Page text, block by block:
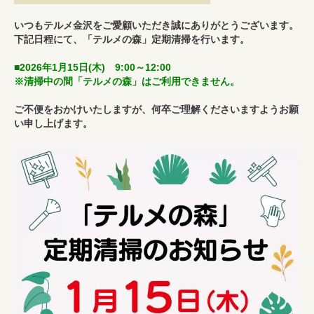
いつもテルメ金沢をご愛顧いただき誠にありがとうございます。
下記日程にて、「テルメの森」定期清掃を行います。
■2026年1月15日(木) 9:00～12:00
※清掃中の間「テルメの森」はご利用できません。
ご不便をおかけいたしますが、何卒ご理解くださいますようお願
い申し上げます。